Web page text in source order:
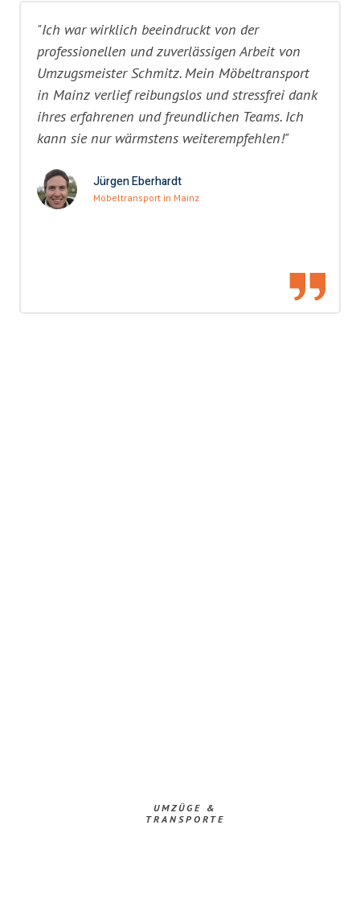
"Ich war wirklich beeindruckt von der
professionellen und zuverlässigen Arbeit von
Umzugsmeister Schmitz. Mein Möbeltransport
in Mainz verlief reibungslos und stressfrei dank
ihres erfahrenen und freundlichen Teams. Ich
kann sie nur wärmstens weiterempfehlen!"
Jürgen Eberhardt
Möbeltransport in Mainz
UMZÜGE &
TRANSPORTE